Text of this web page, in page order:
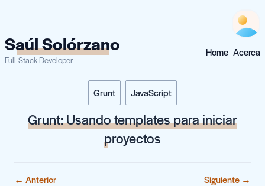
Saúl Solórzano
Full-Stack Developer
Home Acerca
Grunt JavaScript
Grunt: Usando templates para iniciar
proyectos
← Anterior
Siguiente →